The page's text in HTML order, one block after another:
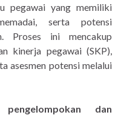
pegawai yang memiliki
serta potensi
Proses ini mencakup
kinerja pegawai (SKP),
asesmen potensi melalui
pengelompokan dan